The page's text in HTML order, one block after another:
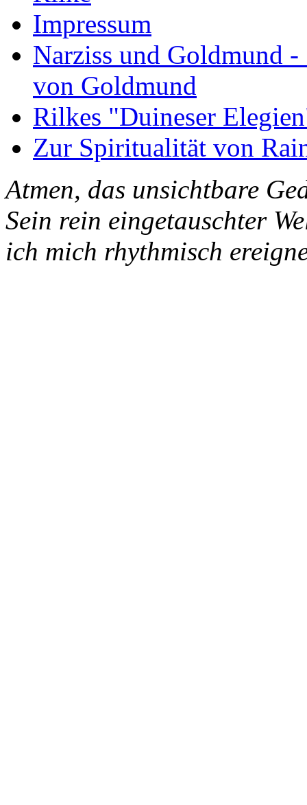
Impressum
Narziss und Goldmund
von Goldmund
Rilkes "Duineser
Zur Spiritualität von
Atmen, das unsichtbare
Sein rein eingetauschter
ich mich rhythmisch